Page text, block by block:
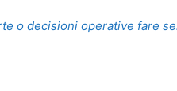
o decisioni operative fare